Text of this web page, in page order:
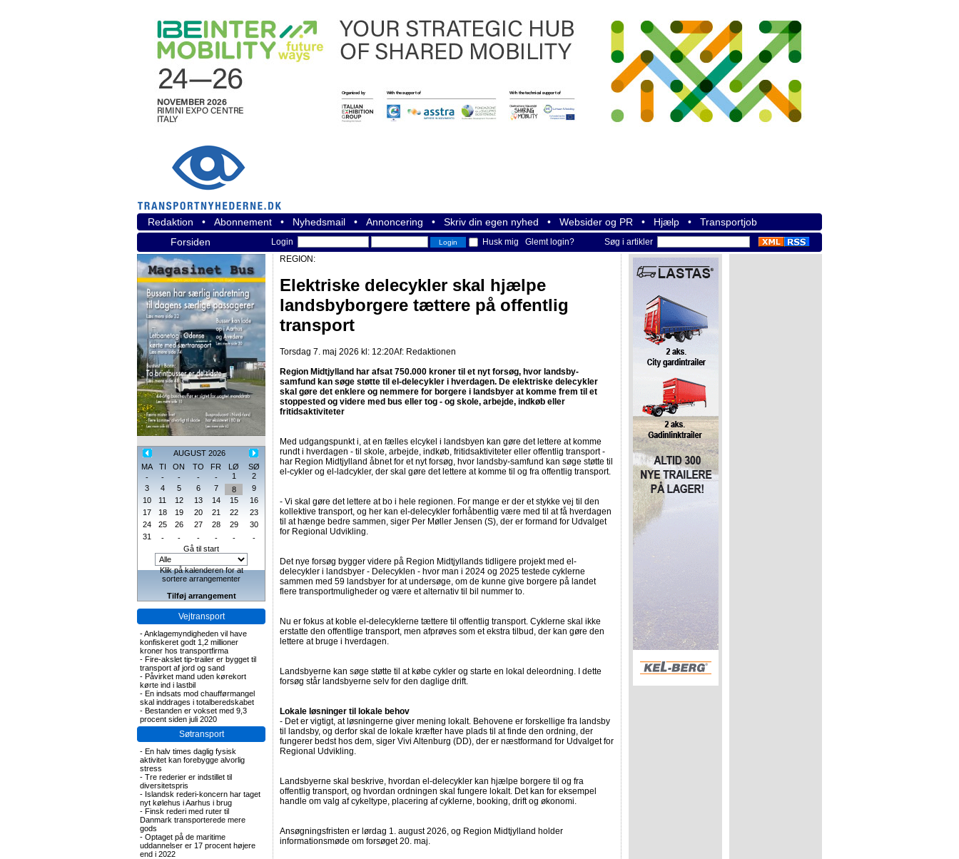
Redaktion • Abonnement • Nyhedsmail • Annoncering • Skriv din egen nyhed • Websider og PR • Hjælp • Transportjob
Forsiden
Login Husk mig Glemt login? Søg i artikler
AUGUST 2026
MA
TI ON TO FR LØ
SØ
-
- - - - 1
2
3
4 5 6 7 8
9
10
11 12 13 14 15
16
17
18 19 20 21 22
23
24
25 26 27 28 29
30
31
- - - - -
-
Gå til start
Klik på kalenderen for at
sortere arrangementer
Tilføj arrangement
Vejtransport
-Anklagemyndigheden vil have
konfiskeret godt 1,2 millioner
kroner hos transportfirma
- Fire-akslet tip-trailer er bygget til
transport af jord og sand
- Påvirket mand uden kørekort
kørte ind i lastbil
- En indsats mod chaufførmangel
skal inddrages i totalberedskabet
- Bestanden er vokset med 9,3
procent siden juli 2020
Søtransport
- En halv times daglig fysisk
aktivitet kan forebygge alvorlig
stress
- Tre rederier er indstillet til
diversitetspris
- Islandsk rederi-koncern har taget
nyt kølehus i Aarhus i brug
- Finsk rederi med ruter til
Danmark transporterede mere
gods
- Optaget på de maritime
uddannelser er 17 procent højere
end i 2022
REGION:
Elektriske delecykler skal hjælpe
landsbyborgere tættere på offentlig
transport
Torsdag 7. maj 2026 kl: 12:20Af: Redaktionen
Region Midtjylland har afsat 750.000 kroner til et nyt forsøg, hvor landsby-
samfund kan søge støtte til el-delecykler i hverdagen. De elektriske delecykler
skal gøre det enklere og nemmere for borgere i landsbyer at komme frem til et
stoppested og videre med bus eller tog - og skole, arbejde, indkøb eller
fritidsaktiviteter
Med udgangspunkt i, at en fælles elcykel i landsbyen kan gøre det lettere at komme
rundt i hverdagen - til skole, arbejde, indkøb, fritidsaktiviteter eller offentlig transport -
har Region Midtjylland åbnet for et nyt forsøg, hvor landsby-samfund kan søge støtte til
el-cykler og el-ladcykler, der skal gøre det lettere at komme til og fra offentlig transport.
- Vi skal gøre det lettere at bo i hele regionen. For mange er der et stykke vej til den
kollektive transport, og her kan el-delecykler forhåbentlig være med til at få hverdagen
til at hænge bedre sammen, siger Per Møller Jensen (S), der er formand for Udvalget
for Regional Udvikling.
Det nye forsøg bygger videre på Region Midtjyllands tidligere projekt med el-
delecykler i landsbyer - Delecyklen - hvor man i 2024 og 2025 testede cyklerne
sammen med 59 landsbyer for at undersøge, om de kunne give borgere på landet
flere transportmuligheder og være et alternativ til bil nummer to.
Nu er fokus at koble el-delecyklerne tættere til offentlig transport. Cyklerne skal ikke
erstatte den offentlige transport, men afprøves som et ekstra tilbud, der kan gøre den
lettere at bruge i hverdagen.
Landsbyerne kan søge støtte til at købe cykler og starte en lokal deleordning. I dette
forsøg står landsbyerne selv for den daglige drift.
Lokale løsninger til lokale behov
- Det er vigtigt, at løsningerne giver mening lokalt. Behovene er forskellige fra landsby
til landsby, og derfor skal de lokale kræfter have plads til at finde den ordning, der
fungerer bedst hos dem, siger Vivi Altenburg (DD), der er næstformand for Udvalget for
Regional Udvikling.
Landsbyerne skal beskrive, hvordan el-delecykler kan hjælpe borgere til og fra
offentlig transport, og hvordan ordningen skal fungere lokalt. Det kan for eksempel
handle om valg af cykeltype, placering af cyklerne, booking, drift og økonomi.
Ansøgningsfristen er lørdag 1. august 2026, og Region Midtjylland holder
informationsmøde om forsøget 20. maj.